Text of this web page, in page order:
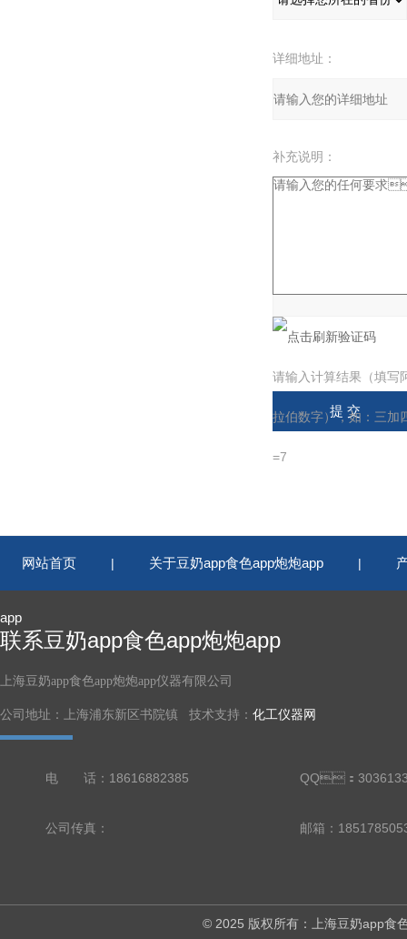
详细地址：
补充说明：
请输入计算结果（填写
拉伯数字），如：三加
=7
网站首页 | 关于豆奶app食色app炮炮app |
app
联系豆奶app食色app炮炮app
上海豆奶app食色app炮炮app仪器有限公司
公司地址：上海浦东新区书院镇 技术支持： 化工仪器网
电 话：18616882385 QQ：
公司传真： 邮箱：
© 2025 版权所有：上海豆奶app